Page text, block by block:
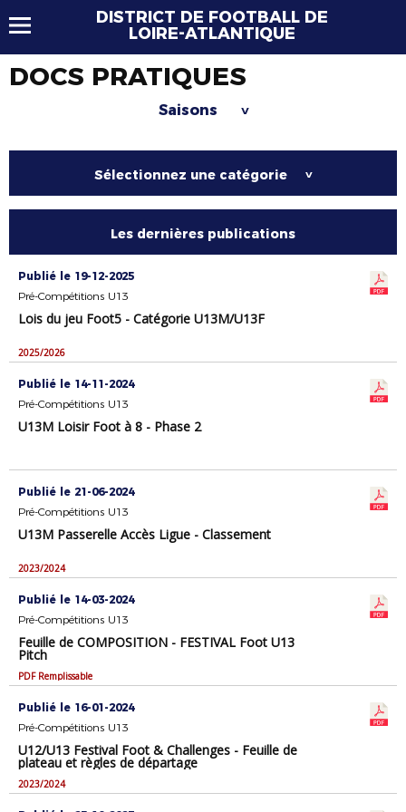
DISTRICT DE FOOTBALL DE
LOIRE-ATLANTIQUE
DOCS PRATIQUES
Saisons >
Sélectionnez une catégorie >
Les dernières publications
Publié le 19-12-2025
Pré-Compétitions U13
Lois du jeu Foot5 - Catégorie U13M/U13F
2025/2026
Publié le 14-11-2024
Pré-Compétitions U13
U13M Loisir Foot à 8 - Phase 2
Publié le 21-06-2024
Pré-Compétitions U13
U13M Passerelle Accès Ligue - Classement
2023/2024
Publié le 14-03-2024
Pré-Compétitions U13
Feuille de COMPOSITION - FESTIVAL Foot U13
Pitch
PDF Remplissable
Publié le 16-01-2024
Pré-Compétitions U13
U12/U13 Festival Foot & Challenges - Feuille de
plateau et règles de départage
2023/2024